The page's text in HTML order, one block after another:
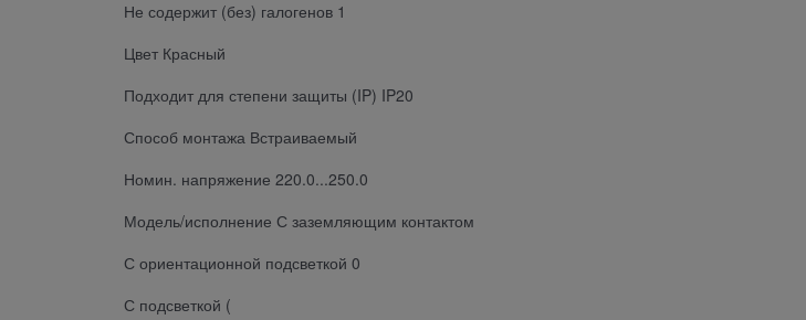
Не содержит (без) галогенов 1
Цвет Красный
Подходит для степени защиты (IP) IP20
Способ монтажа Встраиваемый
Номин. напряжение 220.0...250.0
Модель/исполнение С заземляющим контактом
С ориентационной подсветкой 0
С подсветкой (